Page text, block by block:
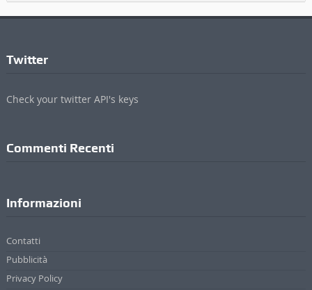
Twitter
Check your twitter API's keys
Commenti Recenti
Informazioni
Contatti
Pubblicità
Privacy Policy